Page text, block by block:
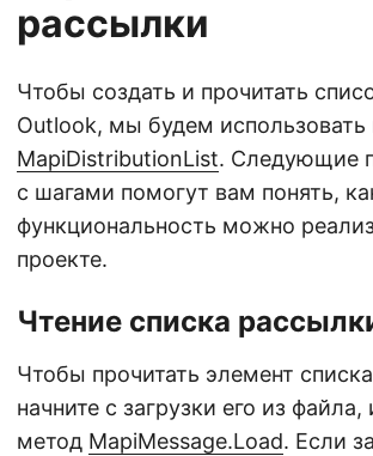
рассылки
Чтобы создать и прочитать
Outlook, мы будем использовать
MapiDistributionList. Следующие
с шагами помогут вам понять,
функциональность можно
проекте.
Чтение списка
Чтобы прочитать элемент
начните с загрузки его из файла,
метод MapiMessage.Load. Если